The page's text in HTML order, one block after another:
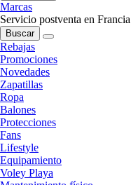
Marcas
Servicio postventa en Francia
Buscar
Rebajas
Promociones
Novedades
Zapatillas
Ropa
Balones
Protecciones
Fans
Lifestyle
Equipamiento
Voley Playa